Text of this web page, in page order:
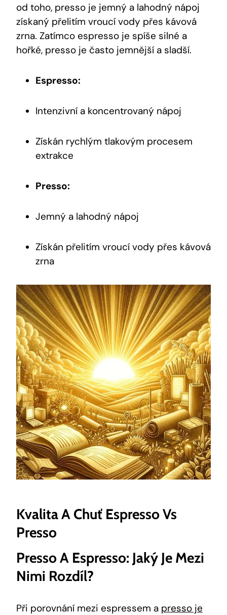
od toho, presso je jemný a lahodný nápoj
získaný přelitím vroucí vody přes kávová
zrna. Zatímco espresso je spíše silné a
hořké, presso je často jemnější a sladší.
Espresso:
Intenzivní a koncentrovaný nápoj
Získán rychlým tlakovým procesem
extrakce
Presso:
Jemný a lahodný nápoj
Získán přelitím vroucí vody přes kávová
zrna
Kvalita A Chuť Espresso Vs
Presso
Presso A Espresso: Jaký Je Mezi
Nimi Rozdíl?
Při porovnání mezi espressem a presso je